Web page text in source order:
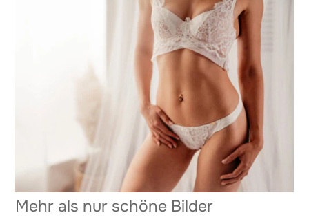
Mehr als nur schöne Bilder